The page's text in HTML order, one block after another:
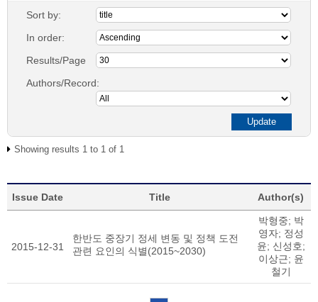
Sort by:
In order:
Results/Page
Authors/Record:
Showing results 1 to 1 of 1
Issue Date Title Author(s)
2015-12-31
한반도 중장기 정세 변동 및 정책 도전
관련 요인의 식별(2015~2030)
박형중; 박
영자; 정성
윤; 신성호;
이상근; 윤
철기